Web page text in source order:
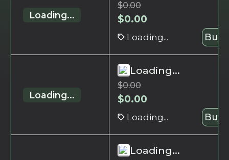
Loading...
$0.00
$0.00
Loading... Buy
Loading...
Loading...
$0.00
$0.00
Loading... Buy
Loading...